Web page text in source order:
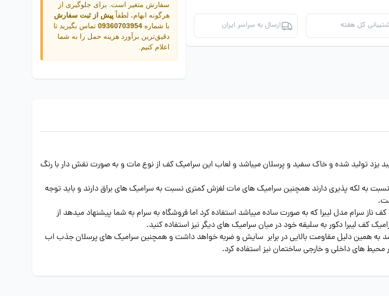
کل هفته ارسال به سراسر ایران
سفارش متغیر است. برای جلوگیری از
هرگونه ابهام، لطفاً پیش از ثبت سفارش
با شماره 09360703954 تماس بگیرید تا
دقیق‌ترین برآورد هزینه حمل را به شما
اعلام کنیم.
دکور در سایز 60*60 توسط شرکت ناز سرام میبد یزد تولید شده و خاک سفید و پرسلان میباشد و لعاب این سرامیک کف از نوع مات و به صورت نقش دار با رنگ
به لکه پذیری دارند همچنین سرامیک های مات لغزش کمتری نسبت به سرامیک های براق دارند و باید توجه
ناز سرام مدل لیبرا که به صورت ساده میباشد استفاده کرد اما فروشگاه به سرام به شما پیشنهاد میدهد از
کف لیبرا دکور به سلیقه خود در میان سرامیک های دیگر نیز استفاده کنید.
به همین دلیل مقاومت بالایی در برابر سایش و ضربه خواهد داشت و همچنین سرامیک های پرسلان جذب اب
های داخلی و خارجی ساختمان نیز استفاده کرد.